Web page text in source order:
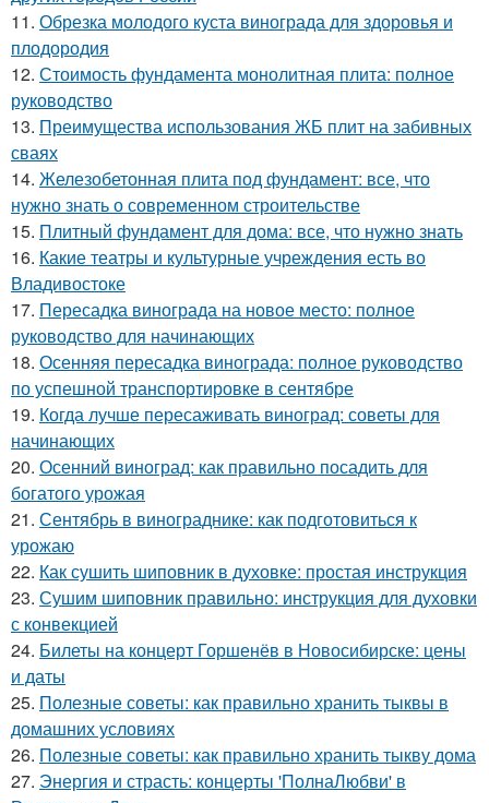
11. Обрезка молодого куста винограда для здоровья и
плодородия
12. Стоимость фундамента монолитная плита: полное
руководство
13. Преимущества использования ЖБ плит на забивных
сваях
14. Железобетонная плита под фундамент: все, что
нужно знать о современном строительстве
15. Плитный фундамент для дома: все, что нужно знать
16. Какие театры и культурные учреждения есть во
Владивостоке
17. Пересадка винограда на новое место: полное
руководство для начинающих
18. Осенняя пересадка винограда: полное руководство
по успешной транспортировке в сентябре
19. Когда лучше пересаживать виноград: советы для
начинающих
20. Осенний виноград: как правильно посадить для
богатого урожая
21. Сентябрь в винограднике: как подготовиться к
урожаю
22. Как сушить шиповник в духовке: простая инструкция
23. Сушим шиповник правильно: инструкция для духовки
с конвекцией
24. Билеты на концерт Горшенёв в Новосибирске: цены
и даты
25. Полезные советы: как правильно хранить тыквы в
домашних условиях
26. Полезные советы: как правильно хранить тыкву дома
27. Энергия и страсть: концерты 'ПолнаЛюбви' в